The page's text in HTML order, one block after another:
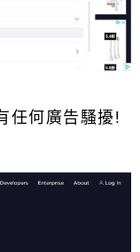
任何廣告騷擾!